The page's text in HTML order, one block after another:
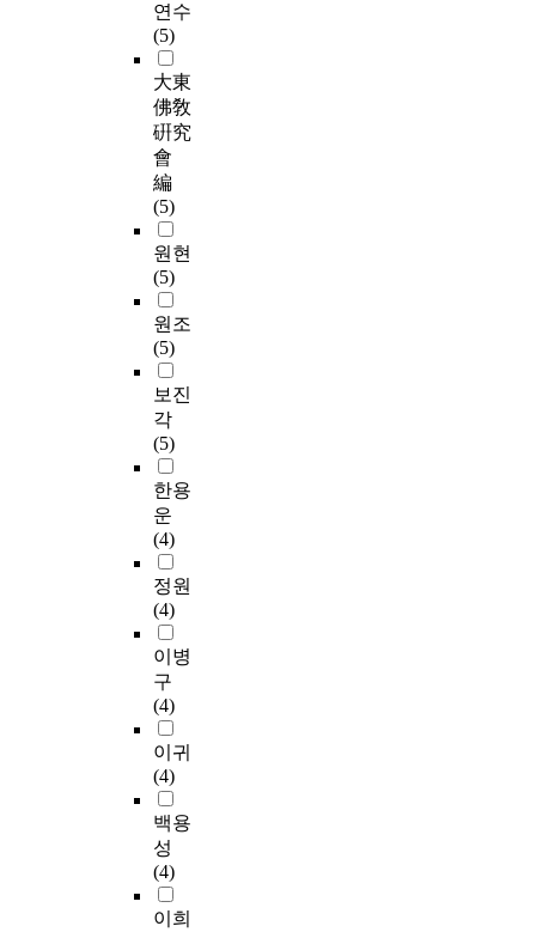
연수
(5)
大東
佛敎
硏究
會
編
(5)
원현
(5)
원조
(5)
보진
각
(5)
한용
운
(4)
정원
(4)
이병
구
(4)
이귀
(4)
백용
성
(4)
이희